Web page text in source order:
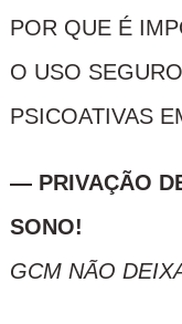
POR QUE É
O USO
PSICOATIVAS
— PRIVAÇÃO
SONO!
GCM NÃO